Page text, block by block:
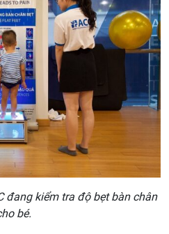
đang kiểm tra độ bẹt bàn chân
bé.